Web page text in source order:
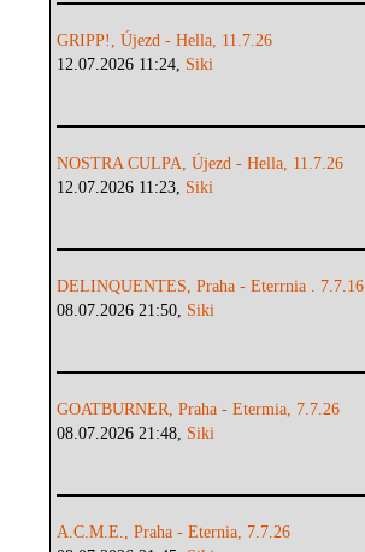
GRIPP!, Újezd - Hella, 11.7.26
12.07.2026 11:24, Siki
NOSTRA CULPA, Újezd - Hella, 11.7.26
12.07.2026 11:23, Siki
DELINQUENTES, Praha - Eterrnia . 7.7.16
08.07.2026 21:50, Siki
GOATBURNER, Praha - Etermia, 7.7.26
08.07.2026 21:48, Siki
A.C.M.E., Praha - Eternia, 7.7.26